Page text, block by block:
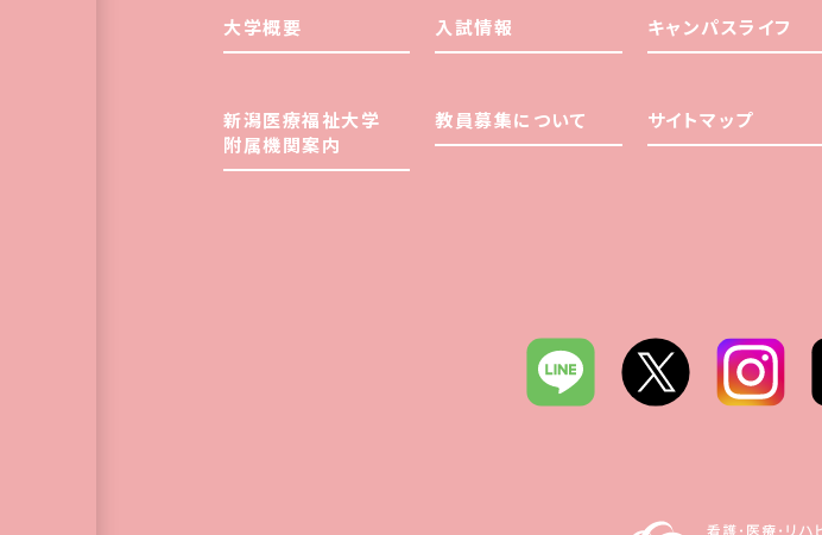
大学概要 入試情報 キャンパスライフ
新潟医療福祉大学
附属機関案内
教員募集について サイトマップ